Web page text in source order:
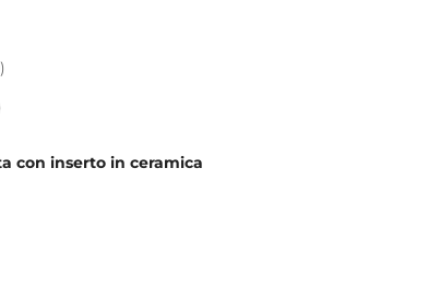
con inserto in ceramica